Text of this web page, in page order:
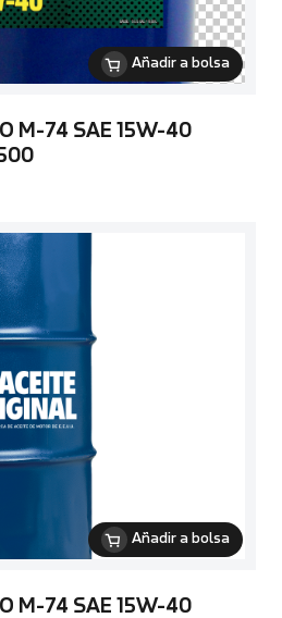
Añadir a bolsa
M-74 SAE 15W-40
Añadir a bolsa
M-74 SAE 15W-40